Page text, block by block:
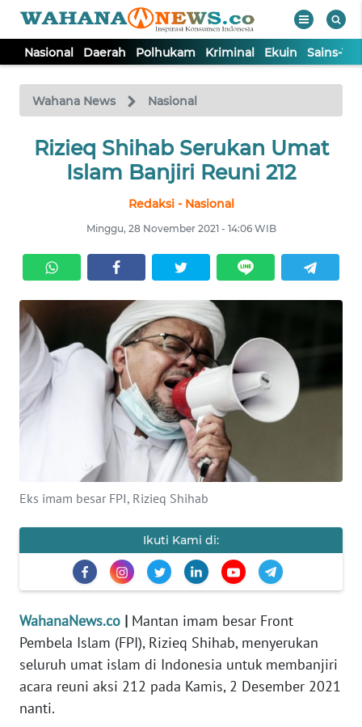
Nasional Daerah Polhukam Kriminal Ekuin Sains-
Wahana News Nasional
Rizieq Shihab Serukan Umat
Islam Banjiri Reuni 212
Redaksi - Nasional
Minggu, 28 November 2021 - 14:06 WIB
Eks imam besar FPI, Rizieq Shihab
Ikuti Kami di:
WahanaNews.co | Mantan imam besar Front
Pembela Islam (FPI), Rizieq Shihab, menyerukan
seluruh umat islam di Indonesia untuk membanjiri
acara reuni aksi 212 pada Kamis, 2 Desember 2021
nanti.
TV
Tutup
NASIONAL
POLHUKAM
KRIMINAL
EKUIN
SAINS-TEKNO
KESEHATAN
INTERNASIONAL
SERBA-SERBI
PENDIDIKAN
OLAHRAGA
OPINI
EDITORIAL